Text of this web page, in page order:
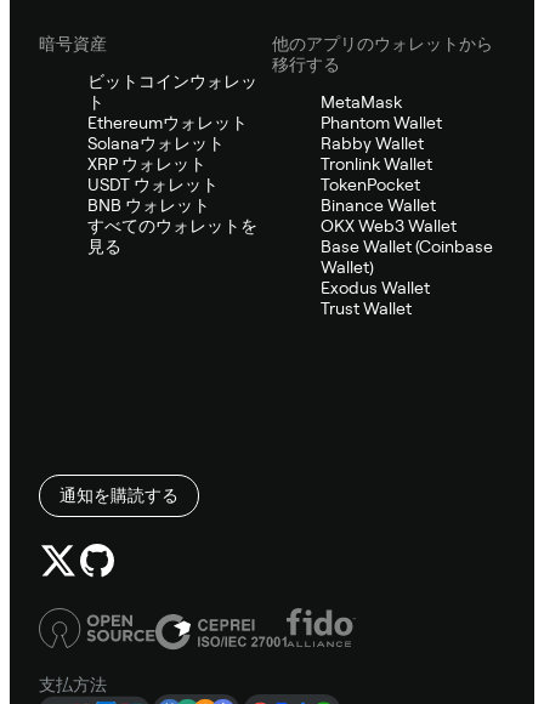
暗号資産
ビットコインウォレッ
ト
Ethereumウォレット
Solanaウォレット
XRP ウォレット
USDT ウォレット
BNB ウォレット
すべてのウォレットを
見る
他のアプリのウォレットから
移行する
MetaMask
Phantom Wallet
Rabby Wallet
Tronlink Wallet
TokenPocket
Binance Wallet
OKX Web3 Wallet
Base Wallet (Coinbase
Wallet)
Exodus Wallet
Trust Wallet
通知を購読する
支払方法